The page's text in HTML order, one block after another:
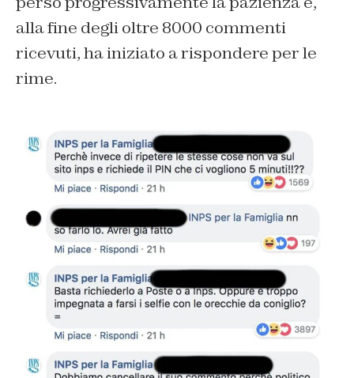
alla fine degli oltre 8000 commenti
ricevuti, ha iniziato a rispondere per le
rime.